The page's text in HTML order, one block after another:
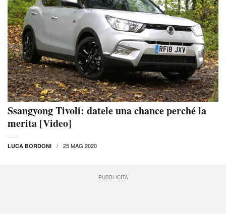
Ssangyong Tivoli: datele una chance perché la
merita [Video]
LUCA BORDONI 25 MAG 2020
PUBBLICITÀ